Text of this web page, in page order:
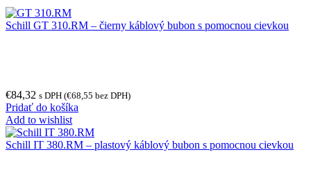
Schill GT 310.RM – čierny káblový bubon s pomocnou cievkou
€84,32 s DPH (€68,55 bez DPH)
Pridať do košíka
Add to wishlist
Schill IT 380.RM – plastový káblový bubon s pomocnou cievkou